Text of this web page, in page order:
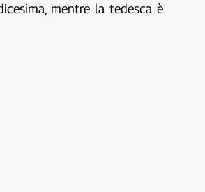
mentre la tedesca è